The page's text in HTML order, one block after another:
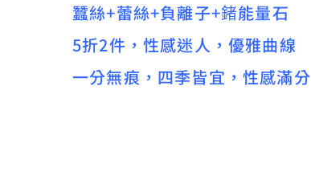
蠶絲+蕾絲+負離子+鍺能量石
5折2件，性感迷人，優雅曲線
一分無痕，四季皆宜，性感滿分